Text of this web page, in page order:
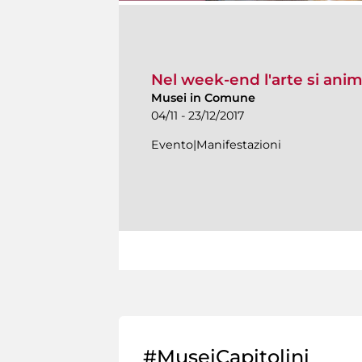
Nel week-end l'arte si
Musei in Comune
04/11 - 23/12/2017
Evento|Manifestazioni
#MuseiCapitolini